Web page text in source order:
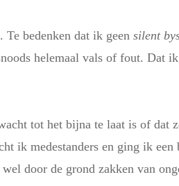
bedenken dat ik geen silent
helemaal vals of fout. Dat
tot het bijna te laat is of dat
ik medestanders en ging ik een
door de grond zakken van